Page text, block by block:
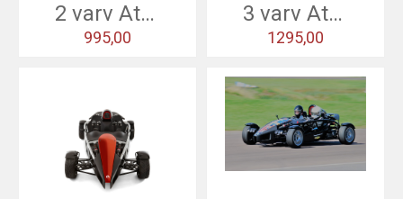
2 varv Atom
995,00
3 varv Atom
1295,00